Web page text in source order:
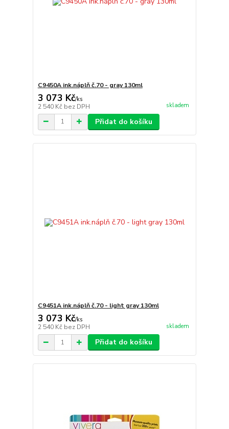
C9450A ink.náplň č.70 - gray 130ml
3 073 Kč/ks
2 540 Kč bez DPH skladem
Přidat do košíku
C9451A ink.náplň č.70 - light gray 130ml
3 073 Kč/ks
2 540 Kč bez DPH skladem
Přidat do košíku